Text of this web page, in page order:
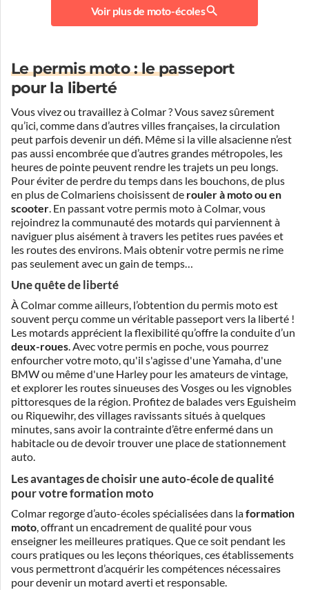
Voir plus de moto-écoles
Le permis moto : le passeport
pour la liberté
Vous vivez ou travaillez à Colmar ? Vous savez sûrement
qu’ici, comme dans d’autres villes françaises, la circulation
peut parfois devenir un défi. Même si la ville alsacienne n’est
pas aussi encombrée que d’autres grandes métropoles, les
heures de pointe peuvent rendre les trajets un peu longs.
Pour éviter de perdre du temps dans les bouchons, de plus
en plus de Colmariens choisissent de rouler à moto ou en
scooter . En passant votre permis moto à Colmar, vous
rejoindrez la communauté des motards qui parviennent à
naviguer plus aisément à travers les petites rues pavées et
les routes des environs. Mais obtenir votre permis ne rime
pas seulement avec un gain de temps…
Une quête de liberté
À Colmar comme ailleurs, l’obtention du permis moto est
souvent perçu comme un véritable passeport vers la liberté !
Les motards apprécient la flexibilité qu’offre la conduite d’un
deux-roues. Avec votre permis en poche, vous pourrez
enfourcher votre moto, qu'il s'agisse d'une Yamaha, d'une
BMW ou même d'une Harley pour les amateurs de vintage,
et explorer les routes sinueuses des Vosges ou les vignobles
pittoresques de la région. Profitez de balades vers Eguisheim
ou Riquewihr, des villages ravissants situés à quelques
minutes, sans avoir la contrainte d’être enfermé dans un
habitacle ou de devoir trouver une place de stationnement
auto.
Les avantages de choisir une auto-école de qualité
pour votre formation moto
Colmar regorge d’auto-écoles spécialisées dans laformation
moto, offrant un encadrement de qualité pour vous
enseigner les meilleures pratiques. Que ce soit pendant les
cours pratiques ou les leçons théoriques, ces établissements
vous permettront d’acquérir les compétences nécessaires
pour devenir un motard averti et responsable.